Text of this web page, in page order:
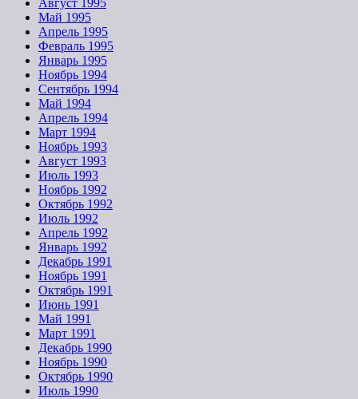
Август 1995
Май 1995
Апрель 1995
Февраль 1995
Январь 1995
Ноябрь 1994
Сентябрь 1994
Май 1994
Апрель 1994
Март 1994
Ноябрь 1993
Август 1993
Июль 1993
Ноябрь 1992
Октябрь 1992
Июль 1992
Апрель 1992
Январь 1992
Декабрь 1991
Ноябрь 1991
Октябрь 1991
Июнь 1991
Май 1991
Март 1991
Декабрь 1990
Ноябрь 1990
Октябрь 1990
Июль 1990